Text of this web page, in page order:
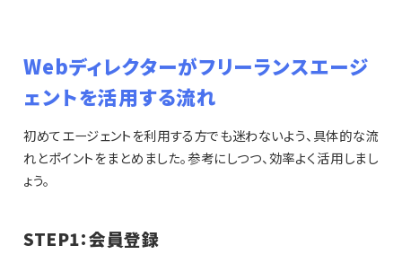
Webディレクターがフリーランスエージ
ェントを活用する流れ
初めてエージェントを利用する方でも迷わないよう、具体的な流
れとポイントをまとめました。参考にしつつ、効率よく活用しまし
ょう。
STEP1：会員登録